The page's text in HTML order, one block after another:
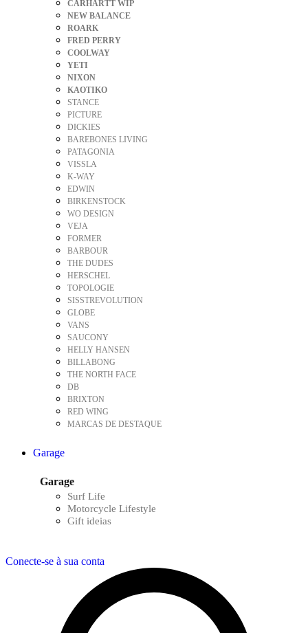
CARHARTT WIP
NEW BALANCE
ROARK
FRED PERRY
COOLWAY
YETI
NIXON
KAOTIKO
STANCE
PICTURE
DICKIES
BAREBONES LIVING
PATAGONIA
VISSLA
K-WAY
EDWIN
BIRKENSTOCK
WO DESIGN
VEJA
FORMER
BARBOUR
THE DUDES
HERSCHEL
TOPOLOGIE
SISSTREVOLUTION
GLOBE
VANS
SAUCONY
HELLY HANSEN
BILLABONG
THE NORTH FACE
DB
BRIXTON
RED WING
MARCAS DE DESTAQUE
Garage
Garage
Surf Life
Motorcycle Lifestyle
Gift ideias
Conecte-se à sua conta